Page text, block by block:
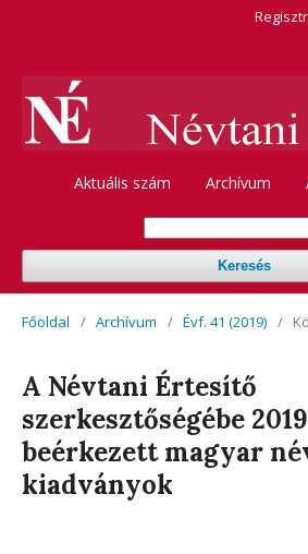
Aktuális szám Archívum
Keresés
Főoldal / Archívum / Évf. 41 (2019) /
A Névtani Értesítő
szerkesztőségébe
beérkezett magyar
kiadványok